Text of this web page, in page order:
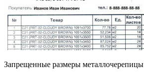
Запрещенные размеры металлочерепицы